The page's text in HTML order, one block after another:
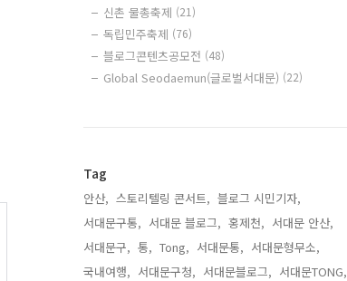
신촌 물총축제 (21)
독립민주축제 (76)
블로그콘텐츠공모전 (48)
Global Seodaemun(글로벌서대문) (22)
Tag
안산, 스토리텔링 콘서트, 블로그 시민기자,
서대문구통, 서대문 블로그, 홍제천, 서대문 안산,
서대문구, 통, Tong, 서대문통, 서대문형무소,
국내여행, 서대문구청, 서대문블로그, 서대문TONG,